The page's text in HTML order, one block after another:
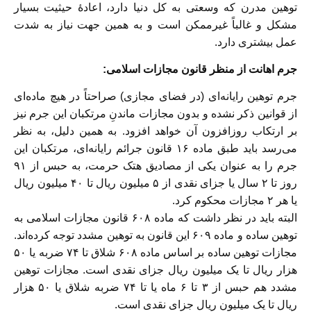
توهین مدرن که وسعتی به کل دنیا دارد، اعادهٔ حیثیت بسیار
مشکل و غالباً غیرممکن است و به همین جهت نیاز به شدت
عمل بیشتری دارد.
جرم اهانت از منظر قانون مجازات اسلامی:
جرم توهین رایانه‌ای (در فضای مجازی) صراحتاً در هیچ ماده‌ای
از قوانین ذکر نشده و بدون مجازات ماندنِ مرتکبان این جرم نیز
بر ارتکاب روزافزون آن خواهد افزود. به همین دلیل، به نظر
می‌رسد باید طبق ماده ۱۶ قانون جرائم رایانه‌ای، مرتکبان این
جرم را به عنوان یکی از مصادیق هتک حرمت، به حبس از ۹۱
روز تا ۲ سال یا جزای نقدی از ۵ میلیون ریال تا ۴۰ میلیون ریال
یا هر ۲ مجازات محکوم کرد.
البته باید در نظر داشت که ماده ۶۰۸ قانون مجازات اسلامی به
توهین ساده و ماده ۶۰۹ این قانون به توهین مشدد توجه کرده‌اند.
مجازات توهین ساده بر اساس ماده ۶۰۸ شلاق تا ۷۴ ضربه یا ۵۰
هزار ریال تا یک میلیون ریال جزای نقدی است. مجازات توهین
مشدد هم حبس از ۳ تا ۶ ماه یا تا ۷۴ ضربه شلاق یا ۵۰ هزار
ریال تا یک میلیون ریال جزای نقدی است.